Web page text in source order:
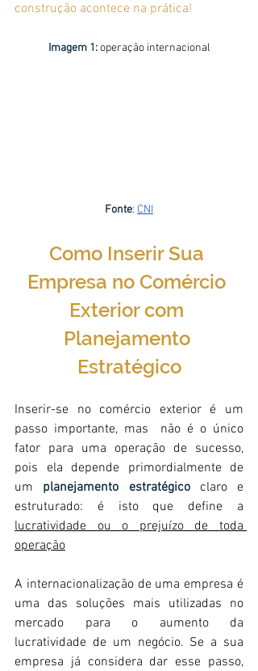
construção acontece na prática!
Imagem 1: operação internacional
Fonte: CNI
Como Inserir Sua
Empresa no Comércio
Exterior com
Planejamento
Estratégico
Inserir-se no comércio exterior é um
passo importante, mas  não é o único
fator para uma operação de sucesso,
pois ela depende primordialmente de
um planejamento estratégico claro e
lucratividade ou o prejuízo de toda
operação
A internacionalização de uma empresa é
uma das soluções mais utilizadas no
mercado para o aumento da
lucratividade de um negócio. Se a sua
empresa já considera dar esse passo,